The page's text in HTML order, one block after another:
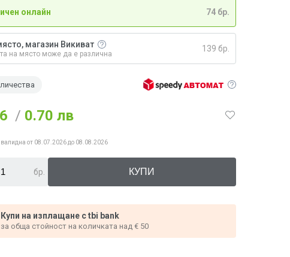
онлайн 74 бр.
магазин Викиват
на място може да е различна
139 бр.
/ 0.70 лв
валидна от 08.07.2026 до 08.08.2026
бр.
Купи на изплащане с tbi bank
за обща стойност на количката над € 50